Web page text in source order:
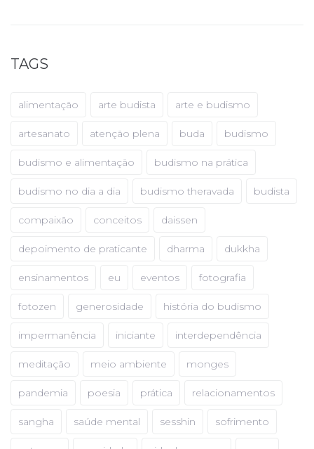
TAGS
alimentação arte budista arte e budismo
artesanato atenção plena buda budismo
budismo e alimentação budismo na prática
budismo no dia a dia budismo theravada budista
compaixão conceitos daissen
depoimento de praticante dharma dukkha
ensinamentos eu eventos fotografia
fotozen generosidade história do budismo
impermanência iniciante interdependência
meditação meio ambiente monges
pandemia poesia prática relacionamentos
sangha saúde mental sesshin sofrimento